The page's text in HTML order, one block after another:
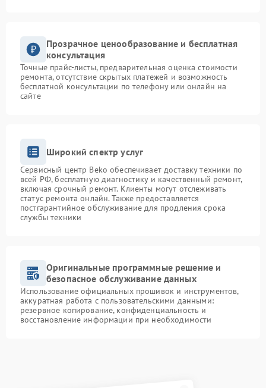
Прозрачное ценообразование и бесплатная
консультация
Точные прайс-листы, предварительная оценка стоимости
ремонта, отсутствие скрытых платежей и возможность
бесплатной консультации по телефону или онлайн на
сайте
Широкий спектр услуг
Сервисный центр Beko обеспечивает доставку техники по
всей РФ, бесплатную диагностику и качественный ремонт,
включая срочный ремонт. Клиенты могут отслеживать
статус ремонта онлайн. Также предоставляется
постгарантийное обслуживание для продления срока
службы техники
Оригинальные программные решение и
безопасное обслуживание данных
Использование официальных прошивок и инструментов,
аккуратная работа с пользовательскими данными:
резервное копирование, конфиденциальность и
восстановление информации при необходимости